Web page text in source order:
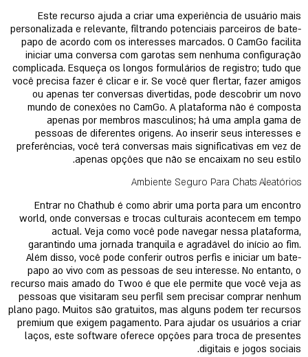
Este recurso ajuda a criar uma experiência de usuário mais
personalizada e relevante, filtrando potenciais parceiros de bate-
papo de acordo com os interesses marcados. O CamGo facilita
iniciar uma conversa com garotas sem nenhuma configuração
complicada. Esqueça os longos formulários de registro; tudo que
você precisa fazer é clicar e ir. Se você quer flertar, fazer amigos
ou apenas ter conversas divertidas, pode descobrir um novo
mundo de conexões no CamGo. A plataforma não é composta
apenas por membros masculinos; há uma ampla gama de
pessoas de diferentes origens. Ao inserir seus interesses e
preferências, você terá conversas mais significativas em vez de
apenas opções que não se encaixam no seu estilo.
Ambiente Seguro Para Chats Aleatórios
Entrar no Chathub é como abrir uma porta para um encontro
world, onde conversas e trocas culturais acontecem em tempo
actual. Veja como você pode navegar nessa plataforma,
garantindo uma jornada tranquila e agradável do início ao fim.
Além disso, você pode conferir outros perfis e iniciar um bate-
papo ao vivo com as pessoas de seu interesse. No entanto, o
recurso mais amado do Twoo é que ele permite que você veja as
pessoas que visitaram seu perfil sem precisar comprar nenhum
plano pago. Muitos são gratuitos, mas alguns podem ter recursos
premium que exigem pagamento. Para ajudar os usuários a criar
laços, este software oferece opções para troca de presentes
digitais e jogos sociais.